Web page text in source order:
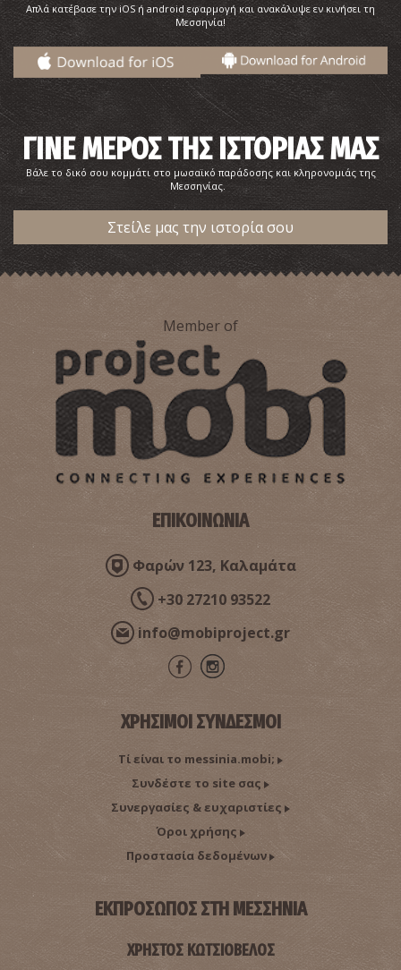
Απλά κατέβασε την iOS ή android εφαρμογή και ανακάλυψε εν κινήσει τη
Μεσσηνία!
ΓΙΝΕ ΜΕΡΟΣ ΤΗΣ ΙΣΤΟΡΙΑΣ ΜΑΣ
Βάλε το δικό σου κομμάτι στο μωσαϊκό παράδοσης και κληρονομιάς της
Μεσσηνίας.
Στείλε μας την ιστορία σου
Member of
ΕΠΙΚΟΙΝΩΝΙΑ
Φαρών 123, Καλαμάτα
+30 27210 93522
info@mobiproject.gr
ΧΡΗΣΙΜΟΙ ΣΥΝΔΕΣΜΟΙ
Τί είναι το messinia.mobi;
Συνδέστε το site σας
Συνεργασίες & ευχαριστίες
Όροι χρήσης
Προστασία δεδομένων
ΕΚΠΡΟΣΩΠΟΣ ΣΤΗ ΜΕΣΣΗΝΙΑ
ΧΡΗΣΤΟΣ ΚΩΤΣΙΟΒΕΛΟΣ